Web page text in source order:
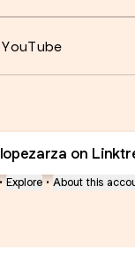
YouTube
on
• Explore • About this